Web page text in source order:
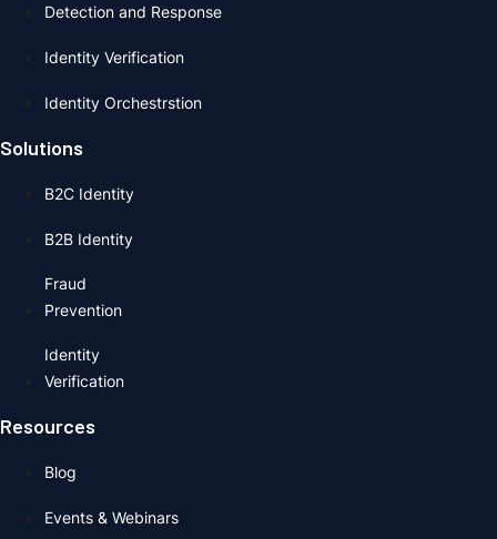
Detection and Response
Identity Verification
Identity Orchestrstion
Solutions
B2C Identity
B2B Identity
Fraud
Prevention
Identity
Verification
Resources
Blog
Events & Webinars